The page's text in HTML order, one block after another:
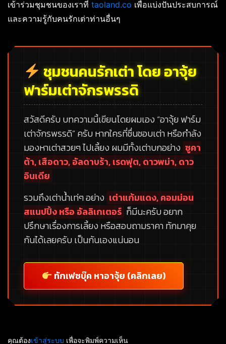
เข้าร่วมชุมชนของเราที่ taoland.co เพื่อแบ่งปันประสบการณ์
และความรู้กับคนรักเต่าท่านอื่นๆ
ชุมชนคนรักเต่า โดย อาจุ้ย
ฟาร์มเต่าจักรพรรดิ
สวัสดีครับ บทความนี้เขียนโดยผมเอง “อาจุ้ย ฟาร์ม
เต่าจักรพรรดิ”ครับ หากใครที่ชื่นชอบเต่า หรือกำลัง
มองหาเต่าสวยๆ ไปเลี้ยง ผมมีทั้งเต่าบกอย่าง ซูคา
ต้า, เสือดาว, อัลดาบร้า, เรดฟุต, ดาวพม่า, ดาว
อินเดีย
รวมถึงเต่าน้ำเท่ๆ อย่าง เต่าแก้มแดง, คอมม่อน
สแนปปิ้ง หรือ อัลลิเกเตอร์ ก็มีนะครับ อยาก
ปรึกษาเรื่องการเลี้ยง หรือสอบถามราคา ทักมาคุย
กันได้เลยครับ เป็นกันเองแน่นอน
ทักเฟซบุ๊ค หาอาจุ้ย (คลิกเลย)
คุณต้องเข้าสู่ระบบ เพื่อจะพิมพ์ความเห็น